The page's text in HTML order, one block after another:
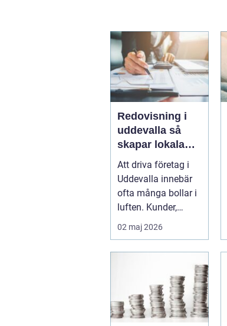
Redovisning i
uddevalla så
skapar lokala
företag trygg
ekonomi
Att driva företag i
Uddevalla innebär
ofta många bollar i
luften. Kunder,
leveranser, personal
och m...
02 maj 2026